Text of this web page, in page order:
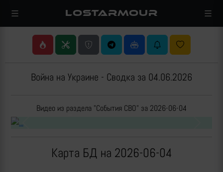
LOSTARMOUR
Война на Украине - Сводка за 04.06.2026
Видео из раздела "События СВО" за 2026-06-04
Карта БД на 2026-06-04